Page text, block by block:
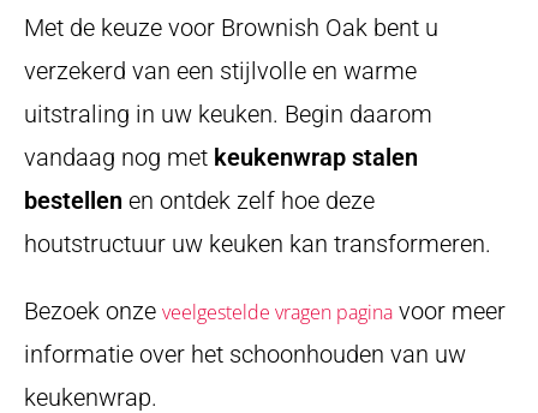
Met de keuze voor Brownish Oak bent u
verzekerd van een stijlvolle en warme
uitstraling in uw keuken. Begin daarom
vandaag nog met keukenwrap stalen
bestellen en ontdek zelf hoe deze
houtstructuur uw keuken kan transformeren.
Bezoek onze veelgestelde vragen pagina voor meer
informatie over het schoonhouden van uw
keukenwrap.